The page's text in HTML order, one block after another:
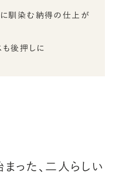
馴染む納得の仕上が
後押しに
まった、二人らしい